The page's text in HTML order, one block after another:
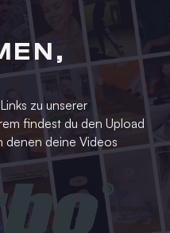
zu unserer
findest du den Upload
denen deine Videos